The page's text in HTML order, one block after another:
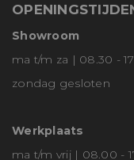
Showroom
ma t/m za | 08.30 -
zondag gesloten
Werkplaats
ma t/m vrij | 08.00 -